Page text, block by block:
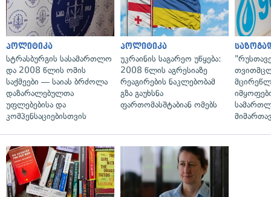
პოლიტიკა
სტრასბურგის სასამართლო
და 2008 წლის ომის
საქმეები — საიას ბრძოლა
დაზარალებულთა
უფლებებისა და
კომპენსაციებისთვის
პოლიტიკა
უკრაინის საგარეო უწყება:
2008 წლის აგრესიაზე
რეაგირების ნაკლებობამ
გზა გაუხსნა
ფართომასშტაბიან ომებს